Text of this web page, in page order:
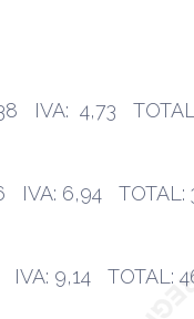
IVA: 4,73
IVA: 6,94 TOTAL:
IVA: 9,14 TOTAL: